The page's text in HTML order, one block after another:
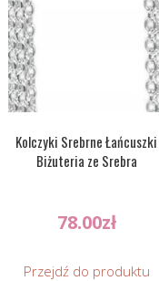
Kolczyki Srebrne Łańcuszki
Biżuteria ze Srebra
78.00zł
Przejdź do produktu